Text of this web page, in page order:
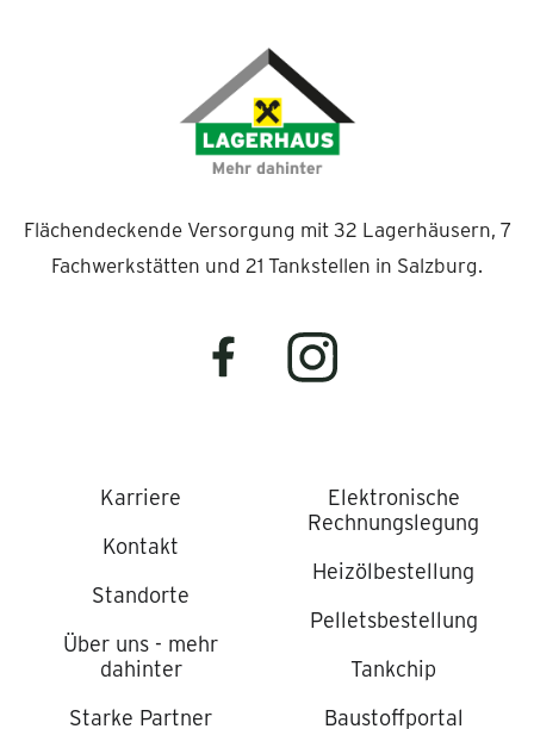
Flächendeckende Versorgung mit 32 Lagerhäusern, 7
Fachwerkstätten und 21 Tankstellen in Salzburg.
Karriere
Kontakt
Standorte
Über uns - mehr
dahinter
Starke Partner
Elektronische
Rechnungslegung
Heizölbestellung
Pelletsbestellung
Tankchip
Baustoffportal